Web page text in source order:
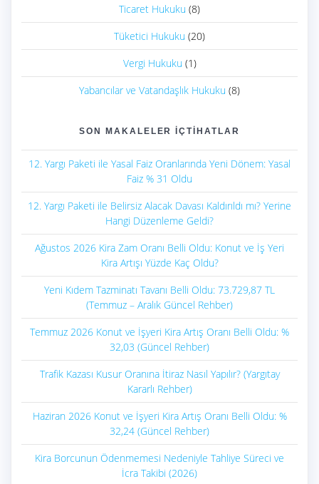
Ticaret Hukuku (8)
Tüketici Hukuku (20)
Vergi Hukuku (1)
Yabancılar ve Vatandaşlık Hukuku (8)
SON MAKALELER İÇTIHATLAR
12. Yargı Paketi ile Yasal Faiz Oranlarında Yeni Dönem: Yasal
Faiz % 31 Oldu
12. Yargı Paketi ile Belirsiz Alacak Davası Kaldırıldı mı? Yerine
Hangi Düzenleme Geldi?
Ağustos 2026 Kira Zam Oranı Belli Oldu: Konut ve İş Yeri
Kira Artışı Yüzde Kaç Oldu?
Yeni Kıdem Tazminatı Tavanı Belli Oldu: 73.729,87 TL
(Temmuz – Aralık Güncel Rehber)
Temmuz 2026 Konut ve İşyeri Kira Artış Oranı Belli Oldu: %
32,03 (Güncel Rehber)
Trafik Kazası Kusur Oranına İtiraz Nasıl Yapılır? (Yargıtay
Kararlı Rehber)
Haziran 2026 Konut ve İşyeri Kira Artış Oranı Belli Oldu: %
32,24 (Güncel Rehber)
Kira Borcunun Ödenmemesi Nedeniyle Tahliye Süreci ve
İcra Takibi (2026)